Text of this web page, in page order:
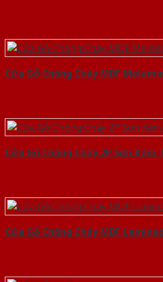
Cửa Gỗ Chống Cháy MDF
Cửa Gỗ Chống Cháy 2P Sơn Xám
Cửa Gỗ Chống Cháy MDF